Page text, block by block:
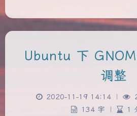
Ubuntu 下
调整
2020-11-19 14:14 |
134 字
| 1